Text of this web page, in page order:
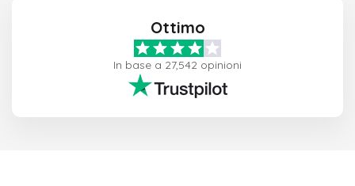
Ottimo
In base a 27,542 opinioni